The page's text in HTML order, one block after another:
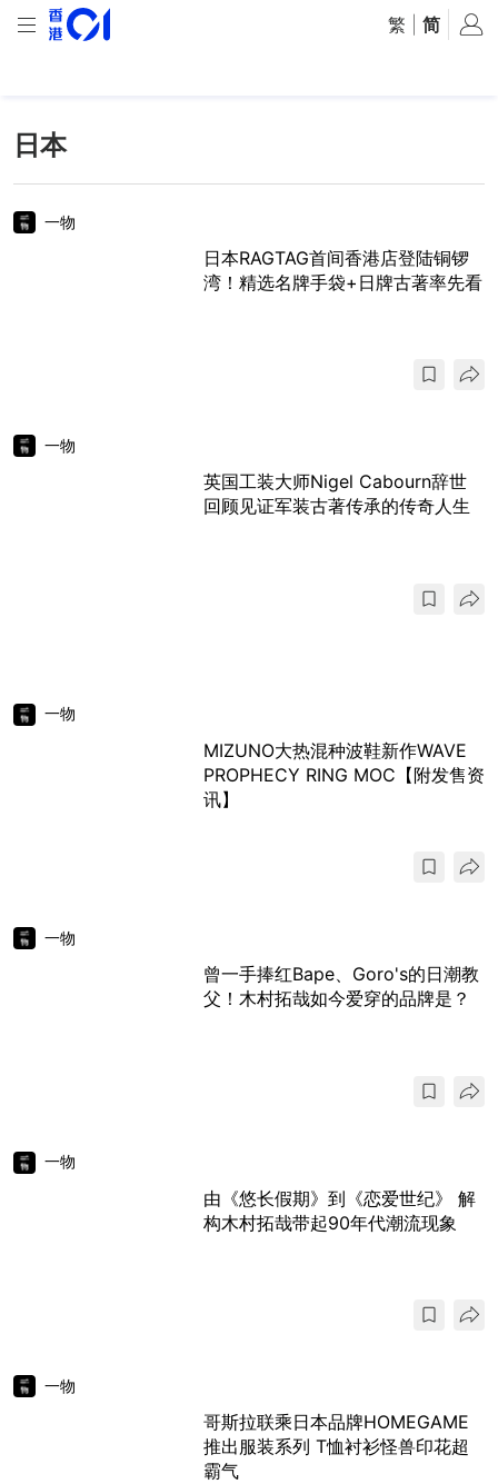
繁 简
日本
一物
日本RAGTAG首间香港店登陆铜锣
湾！精选名牌手袋+日牌古著率先看
一物
英国工装大师Nigel Cabourn辞世
回顾见证军装古著传承的传奇人生
一物
MIZUNO大热混种波鞋新作WAVE
PROPHECY RING MOC【附发售资
讯】
一物
曾一手捧红Bape、Goro's的日潮教
父！木村拓哉如今爱穿的品牌是？
一物
由《悠长假期》到《恋爱世纪》 解
构木村拓哉带起90年代潮流现象
一物
哥斯拉联乘日本品牌HOMEGAME
推出服装系列 T恤衬衫怪兽印花超
霸气